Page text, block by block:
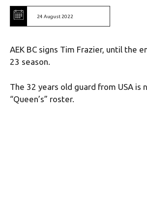
24 August 2022
AEK BC signs Tim Frazier, until the
23 season.
The 32 years old guard from USA is
“Queen’s” roster.